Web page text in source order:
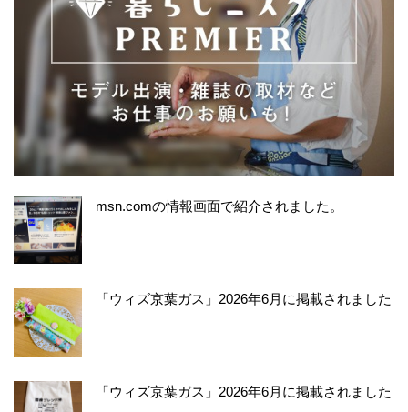
msn.comの情報画面で紹介されました。
「ウィズ京葉ガス」2026年6月に掲載されました
「ウィズ京葉ガス」2026年6月に掲載されました